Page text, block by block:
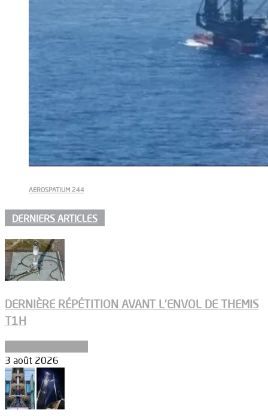
AEROSPATIUM 244
DERNIERS ARTICLES
DERNIÈRE RÉPÉTITION AVANT L’ENVOL DE THEMIS
T1H
3 août 2026